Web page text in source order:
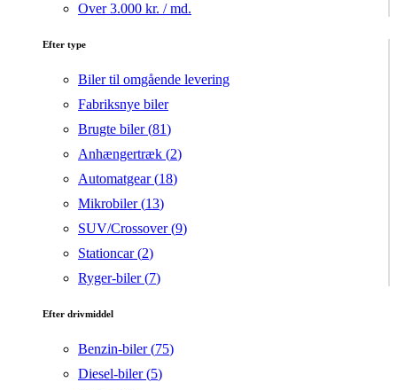
Over 3.000 kr. / md.
Efter type
Biler til omgående levering
Fabriksnye biler
Brugte biler (81)
Anhængertræk (2)
Automatgear (18)
Mikrobiler (13)
SUV/Crossover (9)
Stationcar (2)
Ryger-biler (7)
Efter drivmiddel
Benzin-biler (75)
Diesel-biler (5)